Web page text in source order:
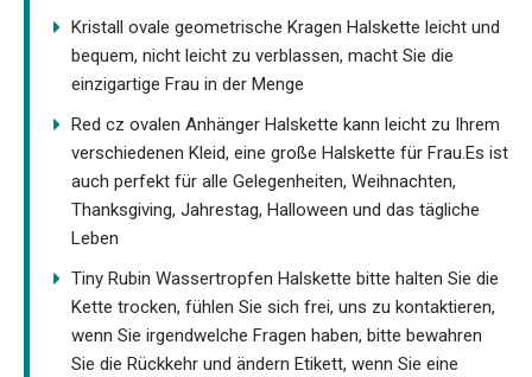
Kristall ovale geometrische Kragen Halskette leicht und
bequem, nicht leicht zu verblassen, macht Sie die
einzigartige Frau in der Menge
Red cz ovalen Anhänger Halskette kann leicht zu Ihrem
verschiedenen Kleid, eine große Halskette für Frau.Es ist
auch perfekt für alle Gelegenheiten, Weihnachten,
Thanksgiving, Jahrestag, Halloween und das tägliche
Leben
Tiny Rubin Wassertropfen Halskette bitte halten Sie die
Kette trocken, fühlen Sie sich frei, uns zu kontaktieren,
wenn Sie irgendwelche Fragen haben, bitte bewahren
Sie die Rückkehr und ändern Etikett, wenn Sie eine